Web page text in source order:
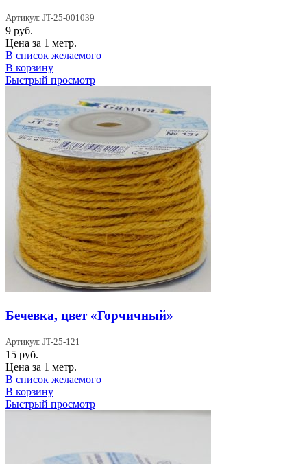
Артикул: JT-25-001039
9 руб.
Цена за 1 метр.
В список желаемого
В корзину
Быстрый просмотр
Бечевка, цвет «Горчичный»
Артикул: JT-25-121
15 руб.
Цена за 1 метр.
В список желаемого
В корзину
Быстрый просмотр